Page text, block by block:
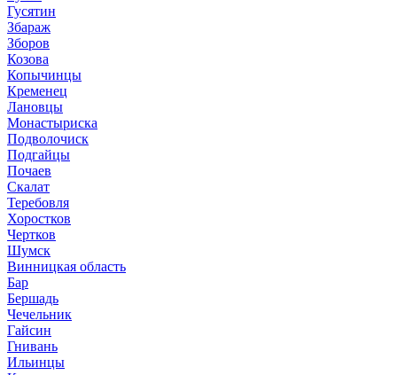
Гусятин
Збараж
Зборов
Козова
Копычинцы
Кременец
Лановцы
Монастыриска
Подволочиск
Подгайцы
Почаев
Скалат
Теребовля
Хоростков
Чертков
Шумск
Винницкая область
Бар
Бершадь
Чечельник
Гайсин
Гнивань
Ильинцы